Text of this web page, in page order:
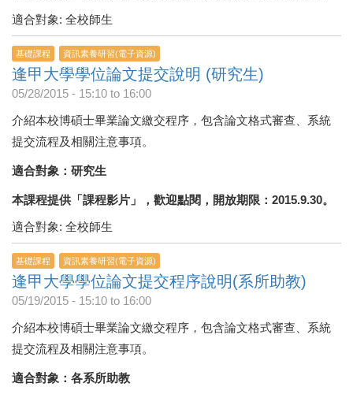
適合對象: 全校師生
基礎課程 資訊素養研習(電子資源)
逢甲大學學位論文提交說明 (研究生)
05/28/2015 - 15:10 to 16:00
介紹本校博碩士畢業論文繳交程序，包含論文格式審查、系統
提交流程及相關注意事項。
適合對象：研究生
本課程提供「課程影片」，歡迎點閱，開放期限：2015.9.30。
適合對象: 全校師生
基礎課程 資訊素養研習(電子資源)
逢甲大學學位論文提交程序說明(系所助教)
05/19/2015 - 15:10 to 16:00
介紹本校博碩士畢業論文繳交程序，包含論文格式審查、系統
提交流程及相關注意事項。
適合對象：各系所助教